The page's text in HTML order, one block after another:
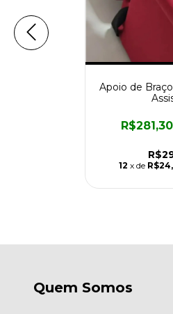
Apoio de
R$281,30
12 x de
Quem Somos